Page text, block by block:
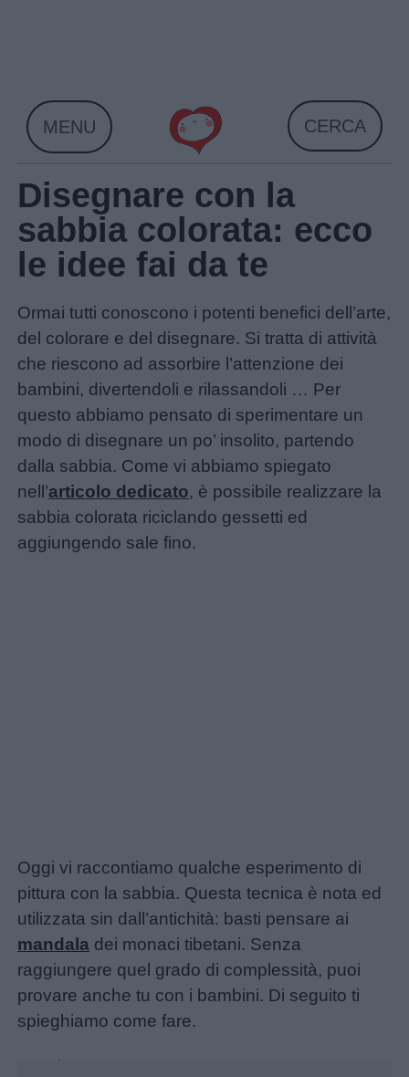
Home
MENU CERCA
Disegnare con la
sabbia colorata: ecco
le idee fai da te
Ormai tutti conoscono i potenti benefici dell’arte,
del colorare e del disegnare. Si tratta di attività
che riescono ad assorbire l’attenzione dei
bambini, divertendoli e rilassandoli … Per
questo abbiamo pensato di sperimentare un
modo di disegnare un po’ insolito, partendo
dalla sabbia. Come vi abbiamo spiegato
nell’articolo dedicato, è possibile realizzare la
sabbia colorata riciclando gessetti ed
aggiungendo sale fino.
Oggi vi raccontiamo qualche esperimento di
pittura con la sabbia. Questa tecnica è nota ed
utilizzata sin dall’antichità: basti pensare ai
mandala dei monaci tibetani. Senza
raggiungere quel grado di complessità, puoi
provare anche tu con i bambini. Di seguito ti
spieghiamo come fare.